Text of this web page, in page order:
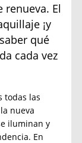
renueva. El
¡y
qué
cada vez
todas las
nueva
iluminan y
En